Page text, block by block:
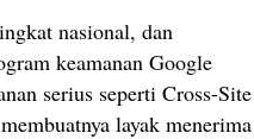
nasional, dan
keamanan Google
serius seperti Cross-Site
layak menerima